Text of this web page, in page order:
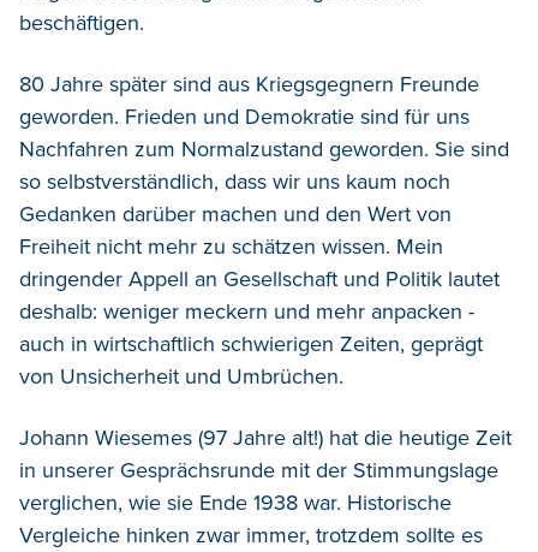
beschäftigen.
80 Jahre später sind aus Kriegsgegnern Freunde
geworden. Frieden und Demokratie sind für uns
Nachfahren zum Normalzustand geworden. Sie sind
so selbstverständlich, dass wir uns kaum noch
Gedanken darüber machen und den Wert von
Freiheit nicht mehr zu schätzen wissen. Mein
dringender Appell an Gesellschaft und Politik lautet
deshalb: weniger meckern und mehr anpacken -
auch in wirtschaftlich schwierigen Zeiten, geprägt
von Unsicherheit und Umbrüchen.
Johann Wiesemes (97 Jahre alt!) hat die heutige Zeit
in unserer Gesprächsrunde mit der Stimmungslage
verglichen, wie sie Ende 1938 war. Historische
Vergleiche hinken zwar immer, trotzdem sollte es